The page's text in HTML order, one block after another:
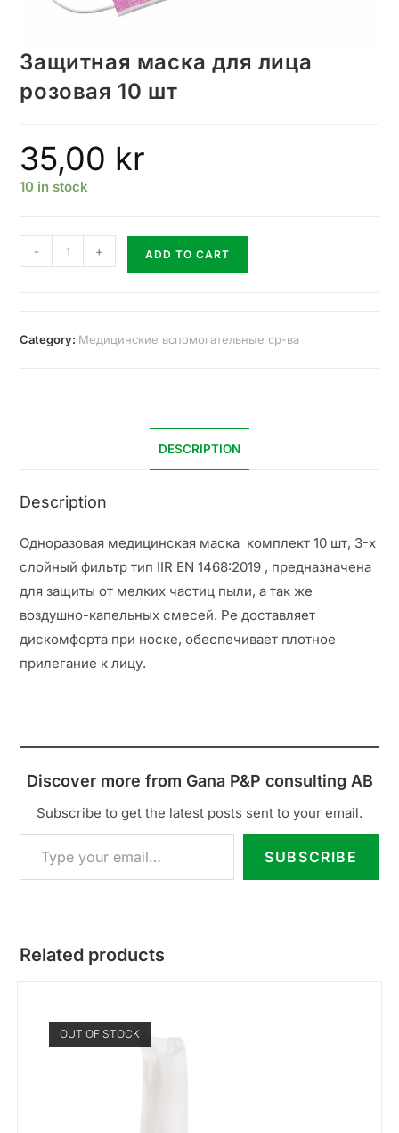
Защитная маска для лица
розовая 10 шт
35,00 kr
10 in stock
- + ADD TO CART
Category: Медицинские вспомогательные ср-ва
DESCRIPTION
Description
Одноразовая медицинская маска комплект 10 шт, 3-х
слойный фильтр тип IIR EN 1468:2019 , предназначена
для защиты от мелких частиц пыли, а так же
воздушно-капельных смесей. Ре доставляет
дискомфорта при носке, обеспечивает плотное
прилегание к лицу.
Discover more from Gana P&P consulting AB
Subscribe to get the latest posts sent to your email.
SUBSCRIBE
Related products
OUT OF STOCK